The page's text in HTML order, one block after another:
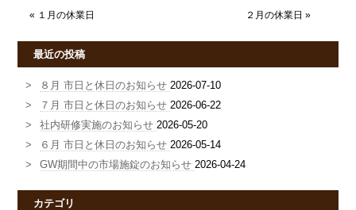
« １月の休業日 ２月の休業日 »
最近の投稿
８月 市日と休日のお知らせ2026-07-10
７月 市日と休日のお知らせ2026-06-22
社内研修実施のお知らせ2026-05-20
６月 市日と休日のお知らせ2026-05-14
GW期間中の市場施錠のお知らせ2026-04-24
カテゴリ